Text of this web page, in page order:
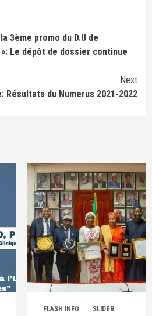
3ème promo du D.U de
»: Le dépôt de dossier continue
Next
Résultats du Numerus 2021-2022
FLASH INFO SLIDER